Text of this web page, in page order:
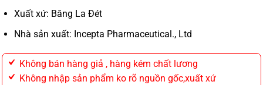
Xuất xứ: Băng La Đét
Nhà sản xuất: Incepta Pharmaceutical., Ltd
Không bán hàng giả , hàng kém chất lương
Không nhập sản phẩm ko rõ nguồn gốc,xuất xứ